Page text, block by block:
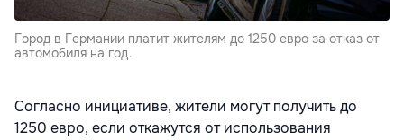
Город в Германии платит жителям до 1250 евро за отказ от
автомобиля на год.
Согласно инициативе, жители могут получить до
1250 евро, если откажутся от использования